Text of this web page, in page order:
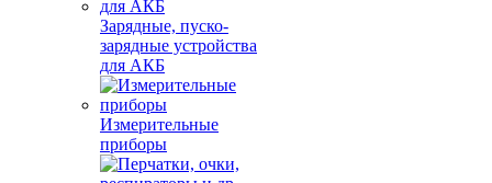
Зарядные, пуско-
зарядные устройства
для АКБ
Измерительные
приборы